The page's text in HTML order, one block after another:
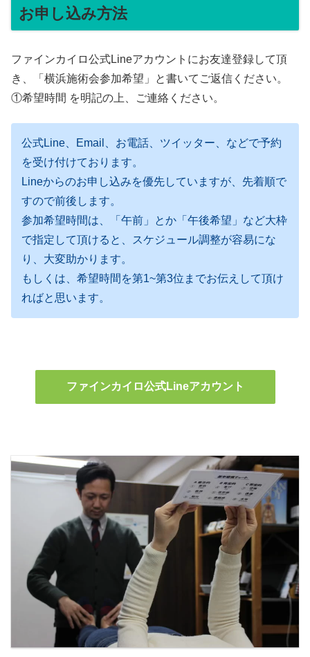
お申し込み方法
ファインカイロ公式Lineアカウントにお友達登録して頂
き、「横浜施術会参加希望」と書いてご返信ください。
①希望時間 を明記の上、ご連絡ください。
公式Line、Email、お電話、ツイッター、などで予約
を受け付けております。
Lineからのお申し込みを優先していますが、先着順で
すので前後します。
参加希望時間は、「午前」とか「午後希望」など大枠
で指定して頂けると、スケジュール調整が容易にな
り、大変助かります。
もしくは、希望時間を第1~第3位までお伝えして頂け
ればと思います。
ファインカイロ公式Lineアカウント